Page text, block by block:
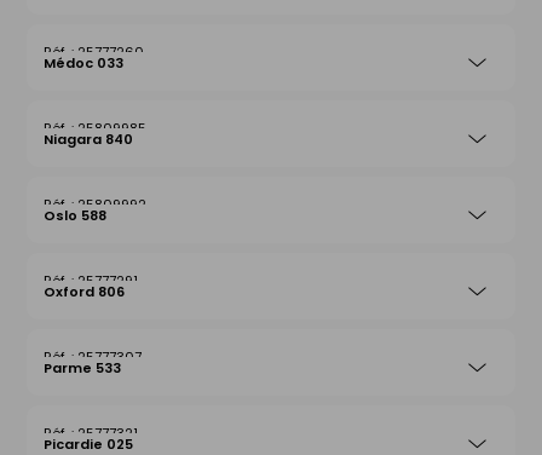
25777260
Médoc 033
25809985
Niagara 840
25809992
Oslo 588
25777291
Oxford 806
25777307
Parme 533
25777321
Picardie 025